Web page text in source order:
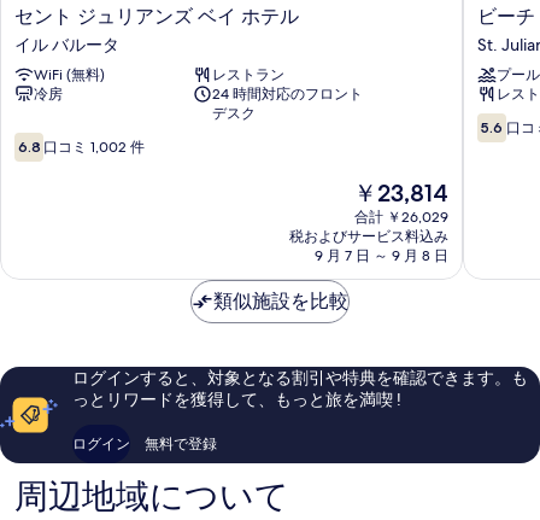
セ
ン
ト
ジ
ュ
ア
ン
テ
ー
タ
セント ジュリアンズ ベイ ホテル
イル バルータ
WiFi (無料)
レストラン
冷房
24 時間対応のフロント
デスク
10
段
口
コ
6.8 口コミ 1,002 件
現
在
の
料
金
￥23,814
合計 ￥26,029
税およびサービス料込み
9 月 7 日 ～ 9 月 8 日
ビ
ー
チ
ガ
ー
デ
ン
ビー
St.
プール
レス
10
段
ミ
口
5.6 口コ
類似施設を比較
ログインすると、対象となる割引や特典を確認できます。も
っとリワードを獲得して、もっと旅を満喫 !
ログイン 無料で登録
周辺地域について